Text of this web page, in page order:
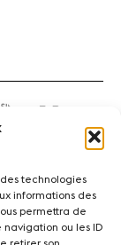
technologies
informations des
permettra de
ou les ID